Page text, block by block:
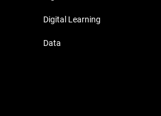
Digital Learning
Data